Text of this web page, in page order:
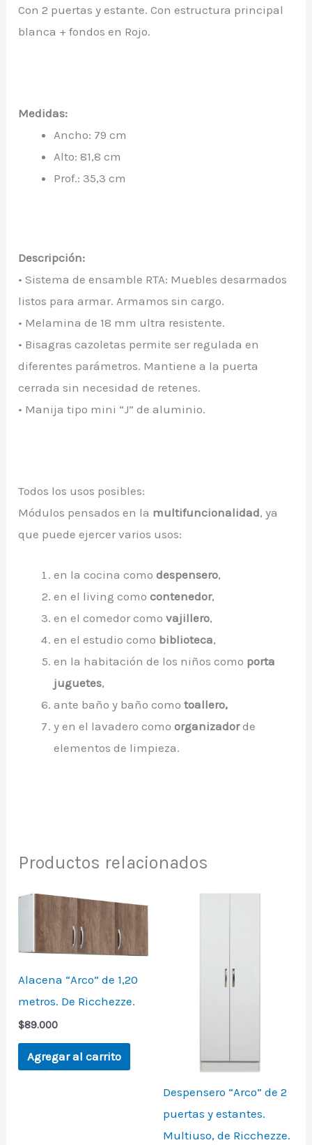
Con 2 puertas y estante. Con estructura principal
blanca + fondos en Rojo.
Medidas:
Ancho: 79 cm
Alto: 81,8 cm
Prof.: 35,3 cm
Descripción:
• Sistema de ensamble RTA: Muebles desarmados
listos para armar. Armamos sin cargo.
• Melamina de 18 mm ultra resistente.
• Bisagras cazoletas permite ser regulada en
diferentes parámetros. Mantiene a la puerta
cerrada sin necesidad de retenes.
• Manija tipo mini “J” de aluminio.
Todos los usos posibles:
Módulos pensados en la multifuncionalidad, ya
que puede ejercer varios usos:
en la cocina comodespensero,
en el living comocontenedor,
en el comedor comovajillero,
en el estudio como biblioteca,
en la habitación de los niños como porta
juguetes,
ante baño y baño comotoallero,
y en el lavadero comoorganizadorde
elementos de limpieza.
Productos relacionados
Alacena “Arco” de 1,20
metros. De Ricchezze.
$89.000
Agregar al carrito
Despensero “Arco” de 2
puertas y estantes.
Multiuso, de Ricchezze.